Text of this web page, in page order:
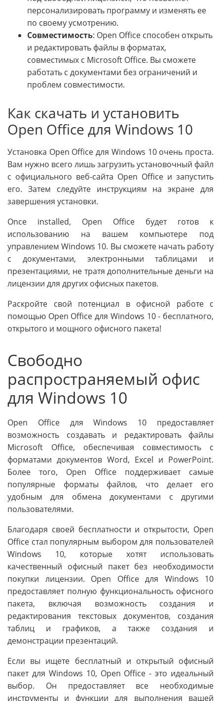
персонализировать программу и изменять ее
по своему усмотрению.
Совместимость: Open Office способен открыть
и редактировать файлы в форматах,
совместимых с Microsoft Office. Вы сможете
работать с документами без ограничений и
проблем совместимости.
Как скачать и установить
Open Office для Windows 10
Установка Open Office для Windows 10 очень проста.
Вам нужно всего лишь загрузить установочный файл
с официального веб-сайта Open Office и запустить
его. Затем следуйте инструкциям на экране для
завершения установки.
Once installed, Open Office будет готов к
использованию на вашем компьютере под
управлением Windows 10. Вы сможете начать работу
с документами, электронными таблицами и
презентациями, не тратя дополнительные деньги на
лицензии для других офисных пакетов.
Раскройте свой потенциал в офисной работе с
помощью Open Office для Windows 10 - бесплатного,
открытого и мощного офисного пакета!
Свободно
распространяемый офис
для Windows 10
Open Office для Windows 10 предоставляет
возможность создавать и редактировать файлы
Microsoft Office, обеспечивая совместимость с
форматами документов Word, Excel и PowerPoint.
Более того, Open Office поддерживает самые
популярные форматы файлов, что делает его
удобным для обмена документами с другими
пользователями.
Благодаря своей бесплатности и открытости, Open
Office стал популярным выбором для пользователей
Windows 10, которые хотят использовать
качественный офисный пакет без необходимости
покупки лицензии. Open Office для Windows 10
предоставляет полную функциональность офисного
пакета, включая возможность создания и
редактирования текстовых документов, создания
таблиц и графиков, а также создания и
демонстрации презентаций.
Если вы ищете бесплатный и открытый офисный
пакет для Windows 10, Open Office - это идеальный
выбор. Он предоставляет все необходимые
инструменты и функции для выполнения вашей